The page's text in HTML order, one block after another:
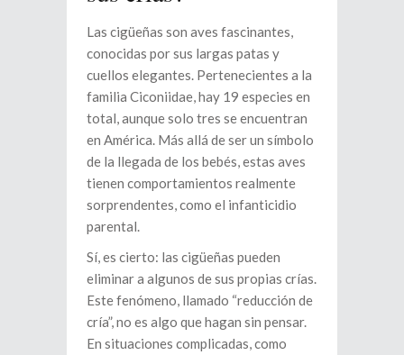
Las cigüeñas son aves fascinantes,
conocidas por sus largas patas y
cuellos elegantes. Pertenecientes a la
familia Ciconiidae, hay 19 especies en
total, aunque solo tres se encuentran
en América. Más allá de ser un símbolo
de la llegada de los bebés, estas aves
tienen comportamientos realmente
sorprendentes, como el infanticidio
parental.
Sí, es cierto: las cigüeñas pueden
eliminar a algunos de sus propias crías.
Este fenómeno, llamado “reducción de
cría”, no es algo que hagan sin pensar.
En situaciones complicadas, como